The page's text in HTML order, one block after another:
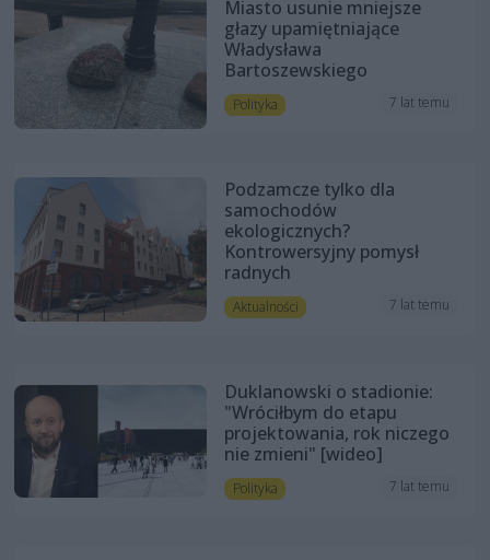
Miasto usunie mniejsze
głazy upamiętniające
Władysława
Bartoszewskiego
Polityka 7 lat temu
Podzamcze tylko dla
samochodów
ekologicznych?
Kontrowersyjny pomysł
radnych
Aktualności 7 lat temu
Duklanowski o stadionie:
"Wróciłbym do etapu
projektowania, rok niczego
nie zmieni" [wideo]
Polityka 7 lat temu